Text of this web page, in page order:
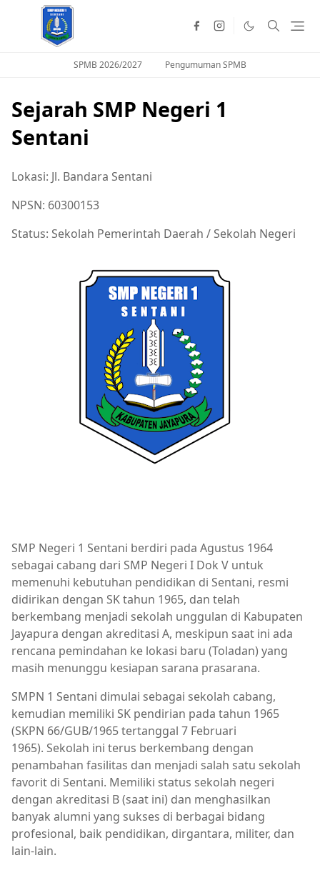
SPMB 2026/2027 Pengumuman SPMB
Sejarah SMP Negeri 1
Sentani
Lokasi: Jl. Bandara Sentani
NPSN: 60300153
Status: Sekolah Pemerintah Daerah / Sekolah Negeri
SMP Negeri 1 Sentani berdiri pada Agustus 1964
sebagai cabang dari SMP Negeri I Dok V untuk
memenuhi kebutuhan pendidikan di Sentani, resmi
didirikan dengan SK tahun 1965, dan telah
berkembang menjadi sekolah unggulan di Kabupaten
Jayapura dengan akreditasi A, meskipun saat ini ada
rencana pemindahan ke lokasi baru (Toladan) yang
masih menunggu kesiapan sarana prasarana.
SMPN 1 Sentani dimulai sebagai sekolah cabang,
kemudian memiliki SK pendirian pada tahun 1965
(SKPN 66/GUB/1965 tertanggal 7 Februari
1965). Sekolah ini terus berkembang dengan
penambahan fasilitas dan menjadi salah satu sekolah
favorit di Sentani. Memiliki status sekolah negeri
dengan akreditasi B (saat ini) dan menghasilkan
banyak alumni yang sukses di berbagai bidang
profesional, baik pendidikan, dirgantara, militer, dan
lain-lain.